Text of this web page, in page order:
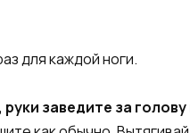
для каждой ноги.
заведите за голову